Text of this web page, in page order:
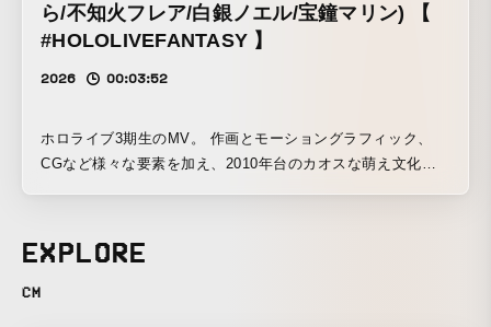
ら/不知火フレア/白銀ノエル/宝鐘マリン) 【
#HOLOLIVEFANTASY 】
2026 00:03:52
ホロライブ3期生のMV。 作画とモーショングラフィック、
CGなど様々な要素を加え、2010年台のカオスな萌え文化の
ラフィックに立松夏奈、小野哲司 CG Artist にyonayona
EXPLORE
CM